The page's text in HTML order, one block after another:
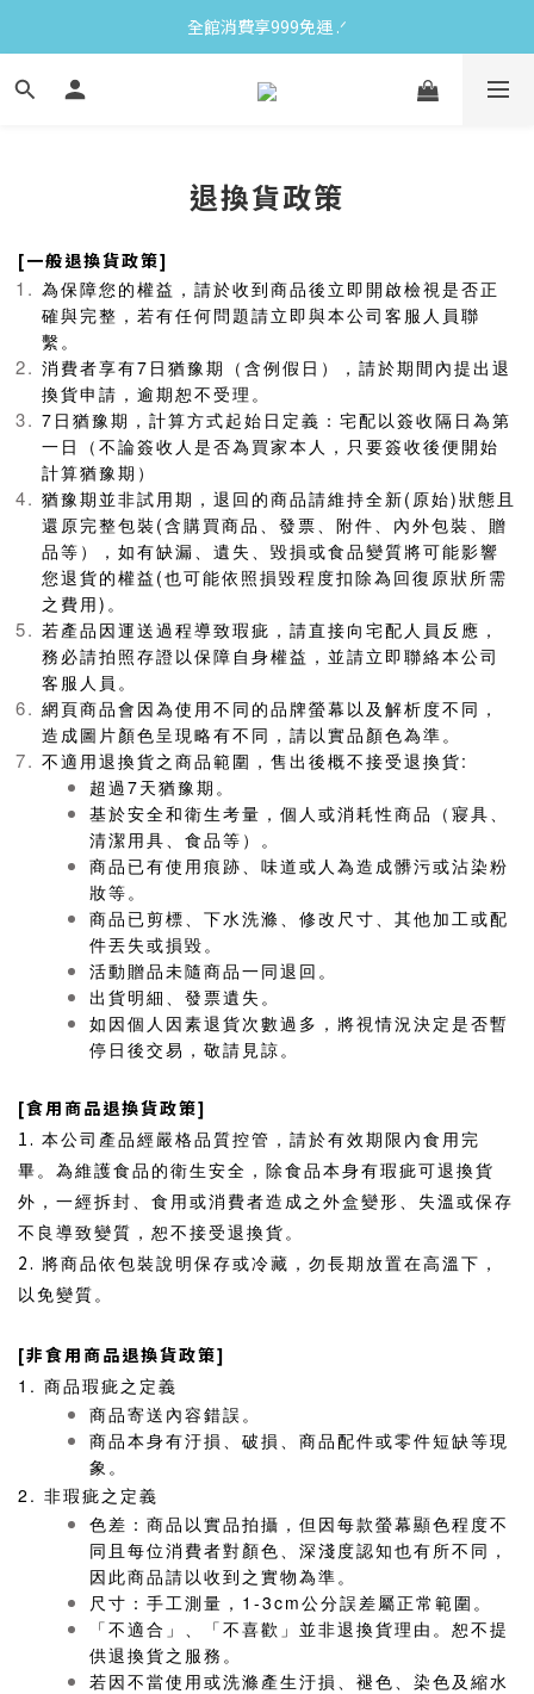
全館消費享999免運 ‪‪.ᐟ
退換貨政策
[一般退換貨政策]
為保障您的權益，請於收到商品後立即開啟檢視是否正
確與完整，若有任何問題請立即與本公司客服人員聯
繫。
消費者享有7日猶豫期（含例假日），請於期間內提出退
換貨申請，逾期恕不受理。
7 日猶豫期，計算方式起始日定義：宅配以簽收隔日為第
一日（不論簽收人是否為買家本人，只要簽收後便開始
計算猶豫期）
猶豫期並非試用期，退回的商品請維持全新(原始)狀態且
還原完整包裝(含購買商品、發票、附件、內外包裝、贈
品等），如有缺漏、遺失、毀損或食品變質將可能影響
您退貨的權益(也可能依照損毀程度扣除為回復原狀所需
之費用)。
若產品因運送過程導致瑕疵，請直接向宅配人員反應，
務必請拍照存證以保障自身權益，並請立即聯絡本公司
客服人員。
網頁商品會因為使用不同的品牌螢幕以及解析度不同，
造成圖片顏色呈現略有不同，請以實品顏色為準。
不適用退換貨之商品範圍，售出後概不接受退換貨:
超過7天猶豫期。
基於安全和衛生考量，個人或消耗性商品（寢具、
清潔用具、食品等）。
商品已有使用痕跡、味道或人為造成髒污或沾染粉
妝等。
商品已剪標、下水洗滌、修改尺寸、其他加工或配
件丟失或損毀。
活動贈品未隨商品一同退回。
出貨明細、發票遺失。
如因個人因素退貨次數過多，將視情況決定是否暫
停日後交易，敬請見諒。
[食用商品退換貨政策]
1. 本公司產品經嚴格品質控管，請於有效期限內食用完
畢。為維護食品的衛生安全，除食品本身有瑕疵可退換貨
外，一經拆封、食用或消費者造成之外盒變形、失溫或保存
不良導致變質，恕不接受退換貨。
2. 將商品依包裝說明保存或冷藏，勿長期放置在高溫下，
以免變質。
[非食用商品退換貨政策]
1. 商品瑕疵之定義
商品寄送內容錯誤。
商品本身有汙損、破損、商品配件或零件短缺等現
象。
2. 非瑕疵之定義
色差：商品以實品拍攝，但因每款螢幕顯色程度不
同且每位消費者對顏色、深淺度認知也有所不同，
因此商品請以收到之實物為準。
尺寸：手工測量，1-3cm公分誤差屬正常範圍。
「不適合」、「不喜歡」並非退換貨理由。恕不提
供退換貨之服務。
若因不當使用或洗滌產生汙損、褪色、染色及縮水